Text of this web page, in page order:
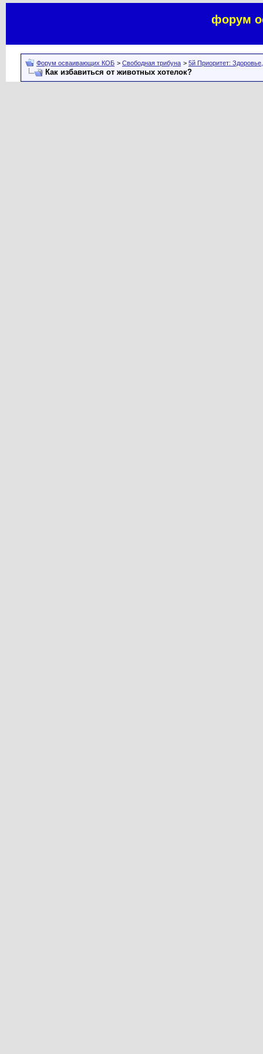
форум
Форум осваивающих КОБ > Свободная трибуна > 5й Приоритет:
Как избавиться от животных хотелок?